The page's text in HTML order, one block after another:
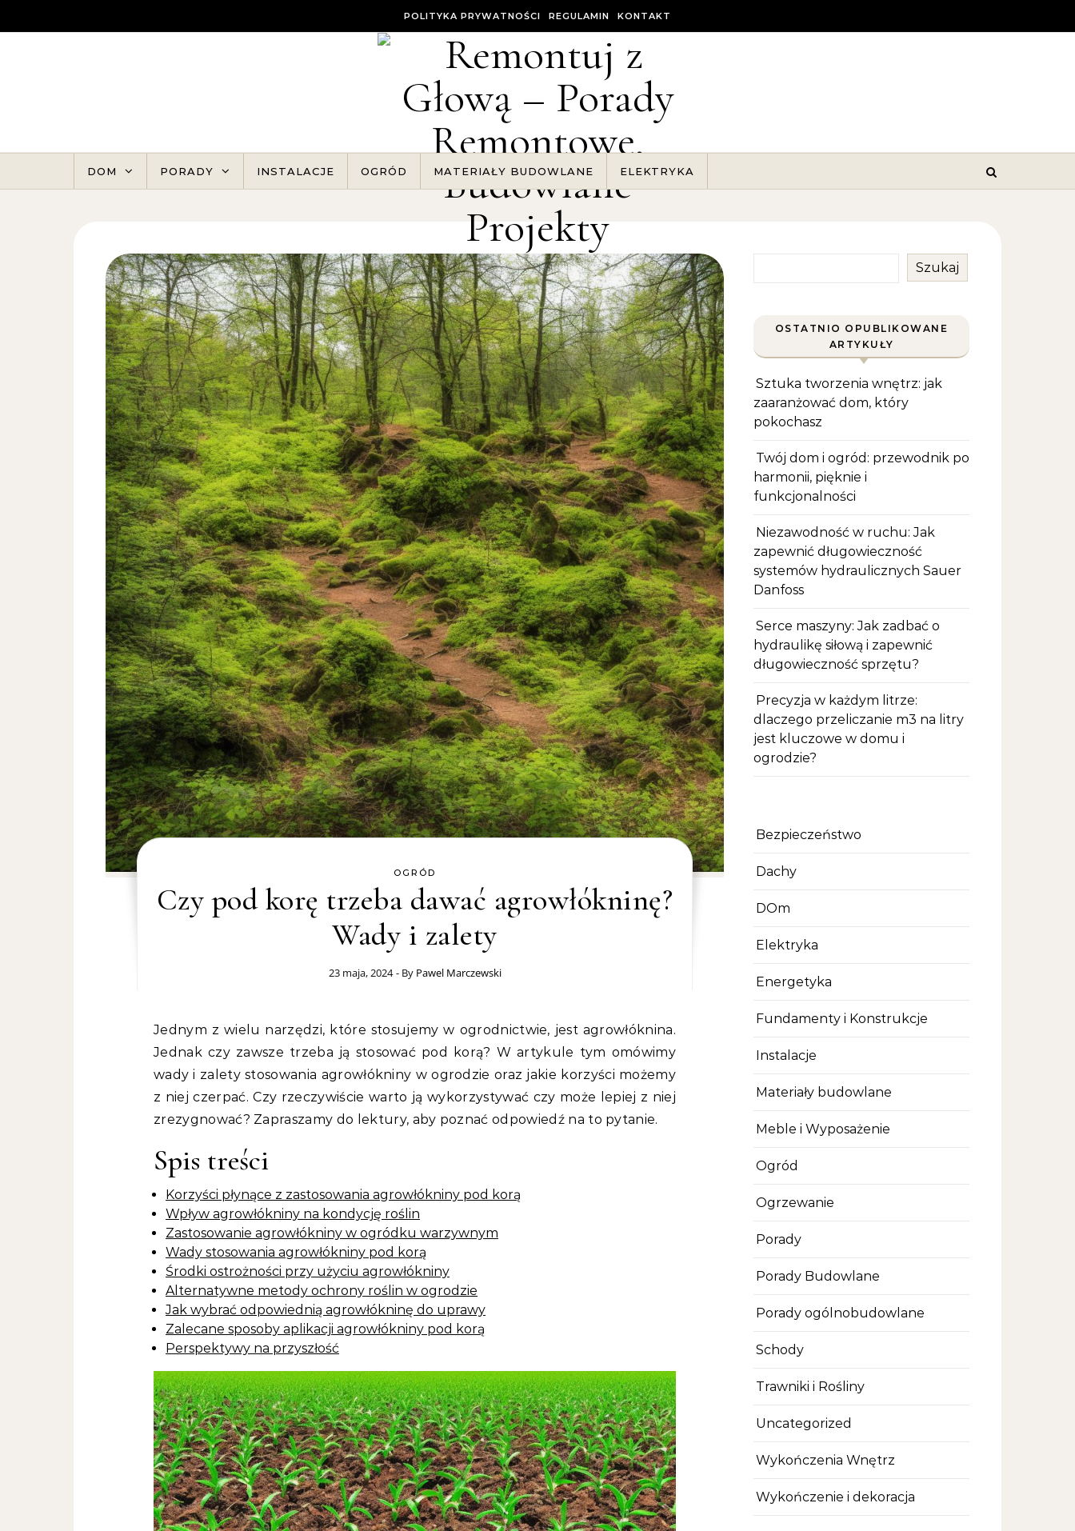
POLITYKA PRYWATNOŚCI REGULAMIN KONTAKT
DOM PORADY INSTALACJE OGRÓD MATERIAŁY BUDOWLANE ELEKTRYKA
OGRÓD
Czy pod korę trzeba dawać agrowłókninę?
Wady i zalety
23 maja, 2024 - By Pawel Marczewski
Jednym z wielu narzędzi, które stosujemy w ogrodnictwie, jest agrowłóknina.
Jednak czy zawsze trzeba ją stosować pod korą? W artykule tym omówimy
wady i zalety stosowania agrowłókniny w ogrodzie oraz jakie korzyści możemy
z niej czerpać. Czy rzeczywiście warto ją wykorzystywać czy może lepiej z niej
zrezygnować? Zapraszamy do lektury, aby poznać odpowiedź na to pytanie.
Spis treści
Korzyści płynące z zastosowania agrowłókniny pod korą
Wpływ agrowłókniny na kondycję roślin
Zastosowanie agrowłókniny w ogródku warzywnym
Wady stosowania agrowłókniny pod korą
Środki ostrożności przy użyciu agrowłókniny
Alternatywne metody ochrony roślin w ogrodzie
Jak wybrać odpowiednią agrowłókninę do uprawy
Zalecane sposoby aplikacji agrowłókniny pod korą
Perspektywy na przyszłość
Szukaj
OSTATNIO OPUBLIKOWANE
ARTYKUŁY
Sztuka tworzenia wnętrz: jak
zaaranżować dom, który
pokochasz
Twój dom i ogród: przewodnik po
harmonii, pięknie i
funkcjonalności
Niezawodność w ruchu: Jak
zapewnić długowieczność
systemów hydraulicznych Sauer
Danfoss
Serce maszyny: Jak zadbać o
hydraulikę siłową i zapewnić
długowieczność sprzętu?
Precyzja w każdym litrze:
dlaczego przeliczanie m3 na litry
jest kluczowe w domu i
ogrodzie?
Bezpieczeństwo
Dachy
DOm
Elektryka
Energetyka
Fundamenty i Konstrukcje
Instalacje
Materiały budowlane
Meble i Wyposażenie
Ogród
Ogrzewanie
Porady
Porady Budowlane
Porady ogólnobudowlane
Schody
Trawniki i Rośliny
Uncategorized
Wykończenia Wnętrz
Wykończenie i dekoracja